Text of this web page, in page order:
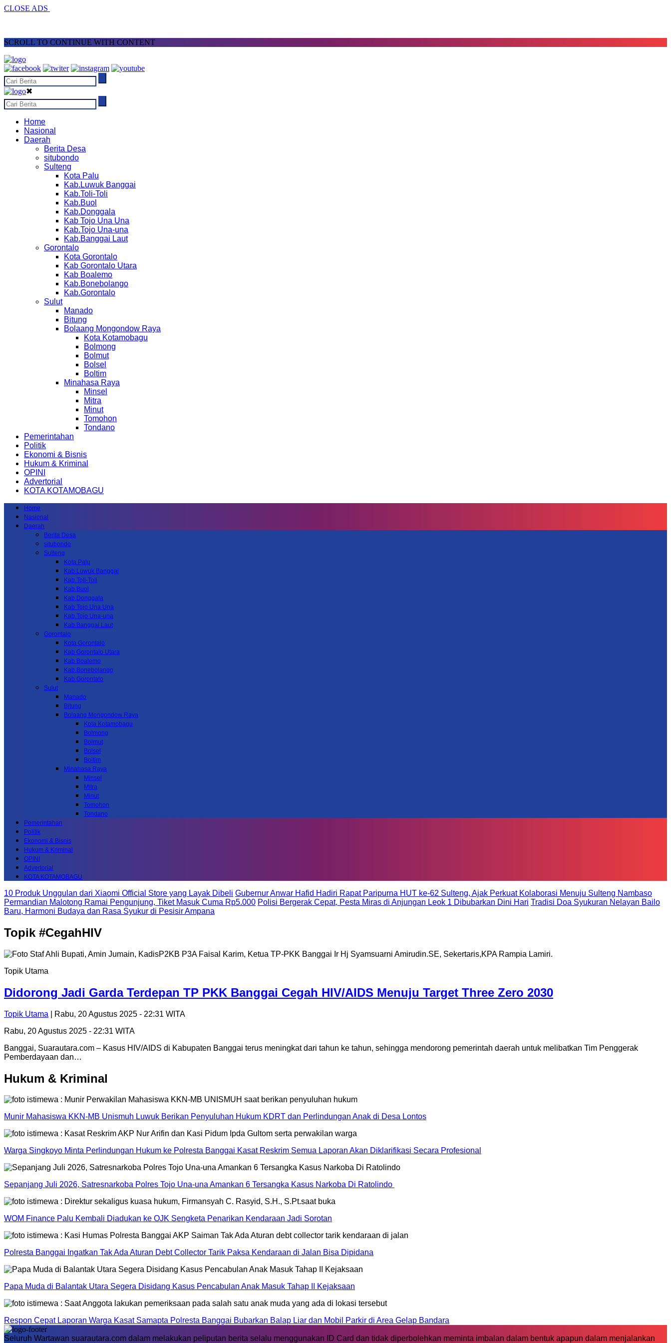
CLOSE ADS
SCROLL TO CONTINUE WITH CONTENT
✖
Home
Nasional
Daerah
Berita Desa
situbondo
Sulteng
Kota Palu
Kab.Luwuk Banggai
Kab.Toli-Toli
Kab.Buol
Kab.Donggala
Kab Tojo Una Una
Kab.Tojo Una-una
Kab.Banggai Laut
Gorontalo
Kota Gorontalo
Kab Gorontalo Utara
Kab Boalemo
Kab.Bonebolango
Kab.Gorontalo
Sulut
Manado
Bitung
Bolaang Mongondow Raya
Kota Kotamobagu
Bolmong
Bolmut
Bolsel
Boltim
Minahasa Raya
Minsel
Mitra
Minut
Tomohon
Tondano
Pemerintahan
Politik
Ekonomi & Bisnis
Hukum & Kriminal
OPINI
Advertorial
KOTA KOTAMOBAGU
Home
Nasional
Daerah
Berita Desa
situbondo
Sulteng
Kota Palu
Kab.Luwuk Banggai
Kab.Toli-Toli
Kab.Buol
Kab.Donggala
Kab Tojo Una Una
Kab.Tojo Una-una
Kab.Banggai Laut
Gorontalo
Kota Gorontalo
Kab Gorontalo Utara
Kab Boalemo
Kab.Bonebolango
Kab.Gorontalo
Sulut
Manado
Bitung
Bolaang Mongondow Raya
Kota Kotamobagu
Bolmong
Bolmut
Bolsel
Boltim
Minahasa Raya
Minsel
Mitra
Minut
Tomohon
Tondano
Pemerintahan
Politik
Ekonomi & Bisnis
Hukum & Kriminal
OPINI
Advertorial
KOTA KOTAMOBAGU
10 Produk Unggulan dari Xiaomi Official Store yang Layak Dibeli Gubernur Anwar Hafid Hadiri Rapat Paripurna HUT ke-62 Sulteng, Ajak Perkuat Kolaborasi Menuju Sulteng Nambaso
Permandian Malotong Ramai Pengunjung, Tiket Masuk Cuma Rp5.000 Polisi Bergerak Cepat, Pesta Miras di Anjungan Leok 1 Dibubarkan Dini Hari Tradisi Doa Syukuran Nelayan Bailo
Baru, Harmoni Budaya dan Rasa Syukur di Pesisir Ampana
Topik #CegahHIV
Topik Utama
Didorong Jadi Garda Terdepan TP PKK Banggai Cegah HIV/AIDS Menuju Target Three Zero 2030
Topik Utama | Rabu, 20 Agustus 2025 - 22:31 WITA
Rabu, 20 Agustus 2025 - 22:31 WITA
Banggai, Suarautara.com – Kasus HIV/AIDS di Kabupaten Banggai terus meningkat dari tahun ke tahun, sehingga mendorong pemerintah daerah untuk melibatkan Tim Penggerak
Pemberdayaan dan…
Hukum & Kriminal
Munir Mahasiswa KKN-MB Unismuh Luwuk Berikan Penyuluhan Hukum KDRT dan Perlindungan Anak di Desa Lontos
Warga Singkoyo Minta Perlindungan Hukum ke Polresta Banggai Kasat Reskrim Semua Laporan Akan Diklarifikasi Secara Profesional
Sepanjang Juli 2026, Satresnarkoba Polres Tojo Una-una Amankan 6 Tersangka Kasus Narkoba Di Ratolindo
WOM Finance Palu Kembali Diadukan ke OJK Sengketa Penarikan Kendaraan Jadi Sorotan
Polresta Banggai Ingatkan Tak Ada Aturan Debt Collector Tarik Paksa Kendaraan di Jalan Bisa Dipidana
Papa Muda di Balantak Utara Segera Disidang Kasus Pencabulan Anak Masuk Tahap II Kejaksaan
Respon Cepat Laporan Warga Kasat Samapta Polresta Banggai Bubarkan Balap Liar dan Mobil Parkir di Area Gelap Bandara
Seluruh Wartawan suarautara.com dalam melakukan peliputan berita selalu menggunakan ID Card dan tidak diperbolehkan meminta imbalan dalam bentuk apapun dalam menjalankan